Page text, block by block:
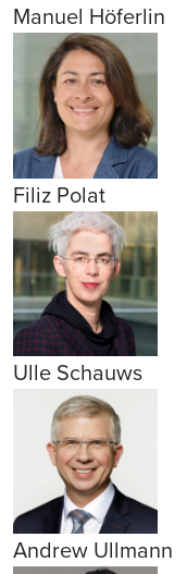
Manuel Höferlin
Filiz Polat
Ulle Schauws
Andrew Ullmann